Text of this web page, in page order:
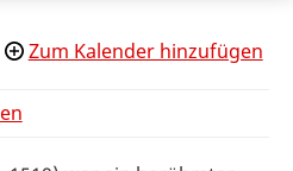
Zum Kalender hinzufügen